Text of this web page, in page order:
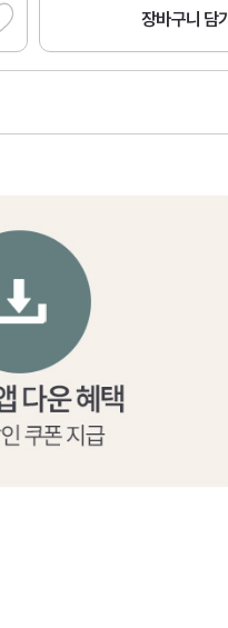
장바구니 담기